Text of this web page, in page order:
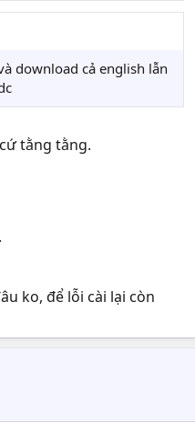
download cả english lẫn
tằng tằng.
ko, để lỗi cài lại còn